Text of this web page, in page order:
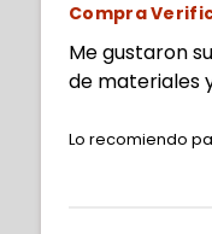
Compra
Me gustaron
de materiales
Lo recomiendo